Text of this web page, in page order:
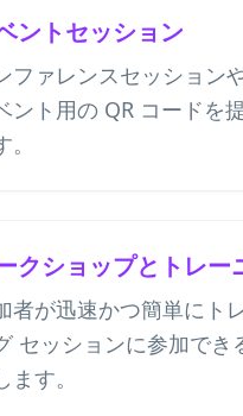
ントセッション
ファレンスセッション
ント用の QR コードを
クショップとトレー
者が迅速かつ簡単にト
セッションに参加でき
ます。